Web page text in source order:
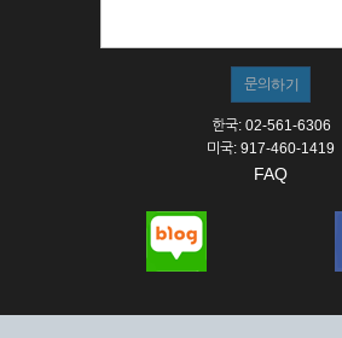
한국: 02-561-6306
미국: 917-460-1419
FAQ